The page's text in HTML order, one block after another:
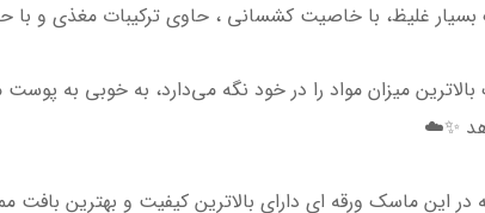
غلیظ، با خاصیت کشسانی ، حاوی ترکیبات مغذی و با
میزان مواد را در خود نگه می‌دارد، به خوبی به
✨☁️
در این ماسک ورقه ای دارای بالاترین کیفیت و بهترین